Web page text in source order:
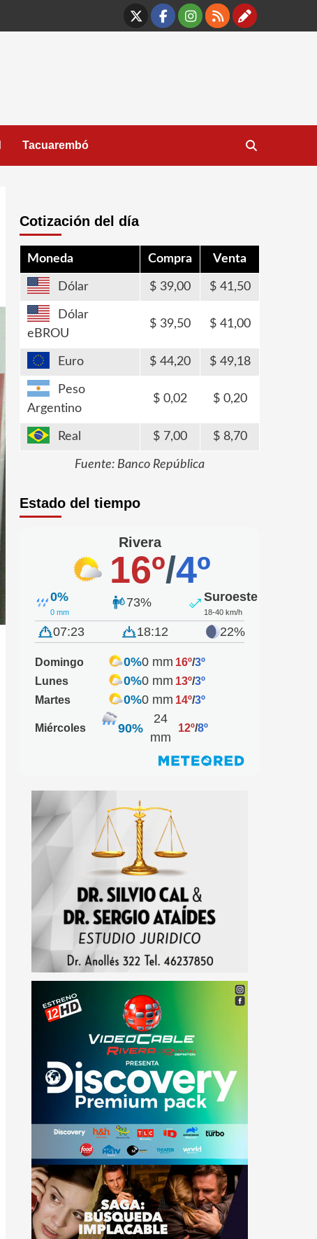
X Facebook
Instagram
RSS
Tacuarembó
Cotización del día
Moneda Compra Venta
Dólar 39,00 41,50
Dólar
eBROU
39,50 41,00
Euro 44,20 49,18
Peso
Argentino
0,02 0,20
Real 7,00 8,70
Fuente: Banco República
Estado del tiempo
Rivera
16º/4º
0%
0 mm
73% Suroeste
18-40 km/h
07:23 18:12 22%
Domingo 0%0 mm 16º/3º
Lunes
0%0 mm 13º/3º
Martes
0%0 mm 14º/3º
Miércoles 90%
24
mm
12º/8º